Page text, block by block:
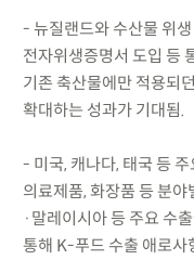
- 뉴질랜드와 수산물 위
전자위생증명서 도입 등
기존 축산물에만 적용되
확대하는 성과가 기대됨.
- 미국, 캐나다, 태국 등
의료제품, 화장품 등 분
·말레이시아 등 주요 수
통해 K-푸드 수출 애로사